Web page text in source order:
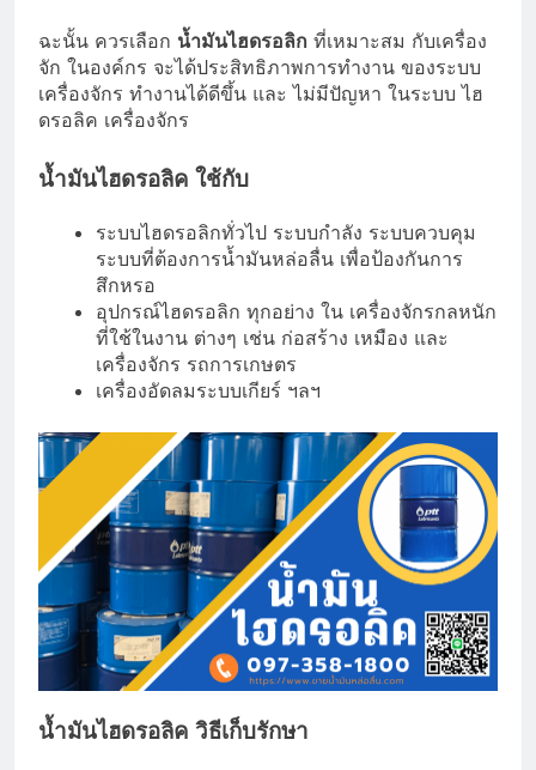
ฉะนั้น ควรเลือก น้ำมันไฮดรอลิก ที่เหมาะสม กับเครื่อง
จัก ในองค์กร จะได้ประสิทธิภาพการทำงาน ของระบบ
เครื่องจักร ทำงานได้ดีขึ้น และ ไม่มีปัญหา ในระบบ ไฮ
ดรอลิค เครื่องจักร
น้ำมันไฮดรอลิค ใช้กับ
ระบบไฮดรอลิกทั่วไป ระบบกำลัง ระบบควบคุม
ระบบที่ต้องการน้ำมันหล่อลื่น เพื่อป้องกันการ
สึกหรอ
อุปกรณ์ไฮดรอลิก ทุกอย่าง ใน เครื่องจักรกลหนัก
ที่ใช้ในงาน ต่างๆ เช่น ก่อสร้าง เหมือง และ
เครื่องจักร รถการเกษตร
เครื่องอัดลมระบบเกียร์ ฯลฯ
น้ำมันไฮดรอลิค วิธีเก็บรักษา